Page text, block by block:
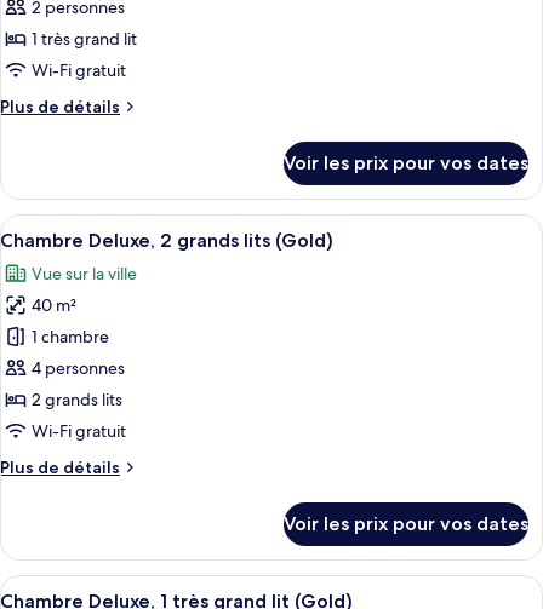
lits
type
de
chambre :
Chambre
très
grand
lit
2 personnes
1 très grand lit
Wi-Fi gratuit
Plus de détails
Plus
le
type
de
Chambre
Deluxe,
très
grand
lit
Voir les prix pour vos dates
Afficher
toutes
les
photos
pour
ce
type
de
chambre :
Chambre
grands
lits
Une chambre d’hôtel avec un lit, un
5
Chambre Deluxe, 2 grands lits (Gold)
Vue sur la ville
40 m²
1 chambre
4 personnes
2 grands lits
Wi-Fi gratuit
Plus de détails
Plus
le
type
de
Voir les prix pour vos dates
Afficher
Une chambre d’hôtel avec un lit, un
4
Chambre Deluxe, 1 très grand lit (Gold)